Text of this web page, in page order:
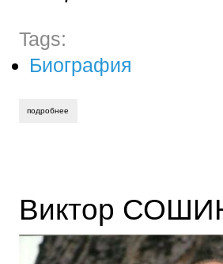
Tags:
Биография
подробнее
Виктор